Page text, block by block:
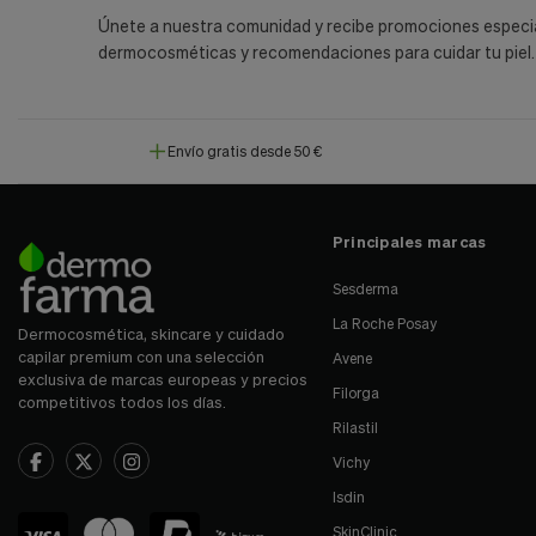
Únete a nuestra comunidad y recibe promociones
dermocosméticas y recomendaciones para cuidar tu piel.
Envío gratis desde 50 €
Dermocosmética, skincare y cuidado
capilar premium con una selección
exclusiva de marcas europeas y precios
competitivos todos los días.
Principales marcas
Sesderma
La Roche Posay
Avene
Filorga
Rilastil
Vichy
Isdin
SkinClinic